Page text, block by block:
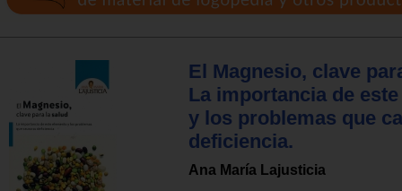
El Magnesio, clave
La importancia de
y los problemas que
deficiencia.
Ana María Lajusticia